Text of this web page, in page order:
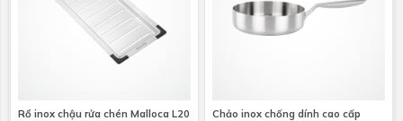
Rổ inox chậu rửa chén Malloca L20
Chảo inox chống dính cao cấp